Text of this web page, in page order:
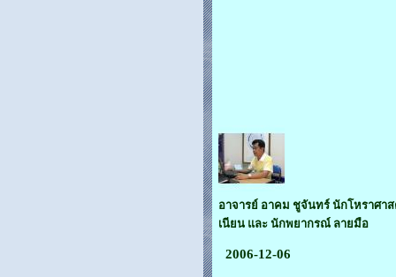
อาจารย์ อาคม ชูจันทร์ นักโหราศาส
เนียน และ นักพยากรณ์ ลายมือ
2006-12-06